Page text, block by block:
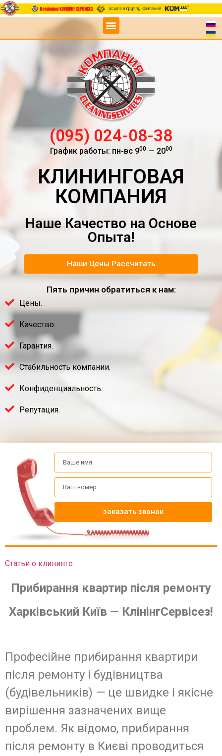
(095) 024-08-38
График работы: пн-вс 900— 2000
КЛИНИНГОВАЯ
КОМПАНИЯ
Наше Качество на Основе
Опыта!
Наши Цены Рассчитать
Пять причин обратиться к нам:
Цены.
Качество.
Гарантия.
Стабильность компании.
Конфиденциальность.
Репутация.
заказать звонок
Статьи о клининге
Прибирання квартир після ремонту
Харківський Київ — КлінінгСервісез!
Професійне прибирання квартири
після ремонту і будівництва
(будівельників) — це швидке і якісне
вирішення зазначених вище
проблем. Як відомо, прибирання
після ремонту в Києві проводиться